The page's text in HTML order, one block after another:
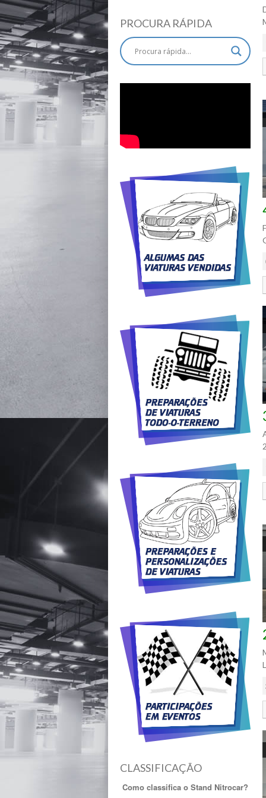
Bancos em Alcântara
Mesa Rebatível
Suspensão Desportiva
Vidros Escurecidos
Aquecidos
Trancamento Autom. das
Portas em Andamento
Rádio c/ Caixa CD's
Vidros Insonorizantes e
Atérmicos
Faróis Xénon
Bancos Traseiros c/ Conf.
Individual
Naked
Rádio C/ CD
Tunning Mecânico
Volante c/ Comandos
Cortinas nas Portas
Não Fumador
Pack M
Tunning Estético
Volante em Madeira
Aibag's
Encostos de Cabeça
Traseiros
Protecções de Motor
Acabamentos em Alumínio
Assistência à Condução
Acabamentos em Madeira
Volante Multi-Funções
Auto Rádio
Câmara de Marcha Atrás
Semi-Carenagem
Barras de Tejadilho
Volante Regulável
Eletronicamente
Estacionamento
EDS Bloqueio Electrónico
do Diferencial
ESP Controle Electrónico
de Estabilidade
Capota Eléctrica
Volante Regulável em
Altura
Tecto de Abrir Elétrico
Tecto de Abrir Manual
Estacionamento
Capota Manual
Volante Regulável em
Altura + Profundidade
PROCURA RÁPIDA
CLASSIFICAÇÃO
Como classifica o Stand Nitrocar?